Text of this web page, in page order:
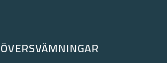
ÖVERSVÄMNINGAR